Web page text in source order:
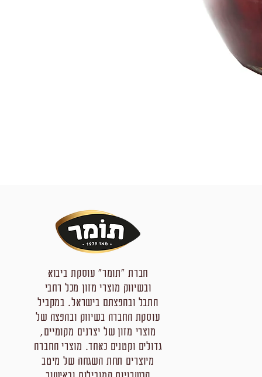
חברת "תומר" עוסקת ביבוא
ובשיווק מוצרי מזון מכל רחבי
התבל ובהפצתם בישראל. במקביל
עוסקת החברה בשיווק ובהפצה של
מוצרי מזון של יצרנים מקומיים,
גדולים וקטנים כאחד. מוצרי החברה
מיוצרים תחת השגחה של מיטב